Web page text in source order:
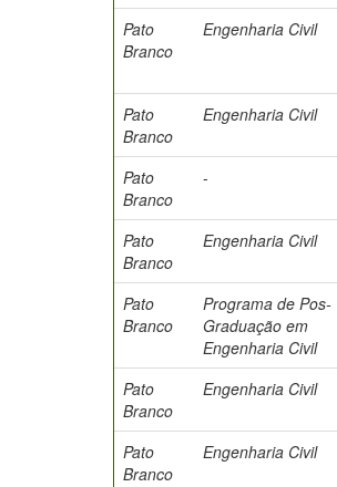
Pato
Branco
Engenharia Civil
Pato
Branco
Engenharia Civil
Pato
Branco
-
Pato
Branco
Engenharia Civil
Pato
Branco
Programa de Pos-
Graduação em
Engenharia Civil
Pato
Branco
Engenharia Civil
Pato
Branco
Engenharia Civil